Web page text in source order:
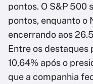
pontos. O S&P 500
pontos, enquanto o
encerrando aos
Entre os destaques
10,64% após o
que a companhia